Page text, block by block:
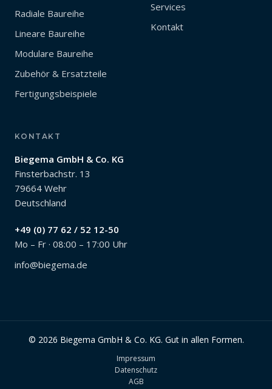
Radiale Baureihe
Lineare Baureihe
Modulare Baureihe
Zubehör & Ersatzteile
Fertigungsbeispiele
Services
Kontakt
KONTAKT
Biegema GmbH & Co. KG
Finsterbachstr. 13
79664 Wehr
Deutschland
+49 (0) 77 62 / 52 12-50
Mo – Fr · 08:00 – 17:00 Uhr
info@biegema.de
© 2026 Biegema GmbH & Co. KG. Gut in allen Formen.
Impressum
Datenschutz
AGB